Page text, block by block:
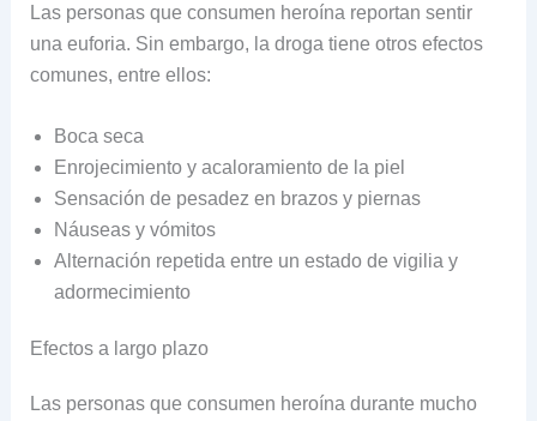
Las personas que consumen heroína reportan sentir
una euforia. Sin embargo, la droga tiene otros efectos
comunes, entre ellos:
Boca seca
Enrojecimiento y acaloramiento de la piel
Sensación de pesadez en brazos y piernas
Náuseas y vómitos
Alternación repetida entre un estado de vigilia y
adormecimiento
Efectos a largo plazo
Las personas que consumen heroína durante mucho